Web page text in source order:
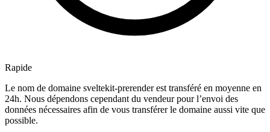
Rapide
Le nom de domaine sveltekit-prerender est transféré en moyenne en
24h. Nous dépendons cependant du vendeur pour l’envoi des
données nécessaires afin de vous transférer le domaine aussi vite que
possible.